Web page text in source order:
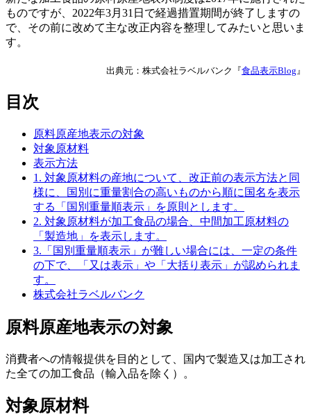
ものですが、2022年3月31日で経過措置期間が終了しますの
で、その前に改めて主な改正内容を整理してみたいと思いま
す。
出典元：株式会社ラベルバンク『食品表示Blog 』
目次
原料原産地表示の対象
対象原材料
表示方法
1. 対象原材料の産地について、改正前の表示方法と同
様に、国別に重量割合の高いものから順に国名を表示
する「国別重量順表示」を原則とします。
2. 対象原材料が加工食品の場合、中間加工原材料の
「製造地」を表示します。
3.「国別重量順表示」が難しい場合には、一定の条件
の下で、「又は表示」や「大括り表示」が認められま
す。
株式会社ラベルバンク
原料原産地表示の対象
消費者への情報提供を目的として、国内で製造又は加工され
た全ての加工食品（輸入品を除く）。
対象原材料